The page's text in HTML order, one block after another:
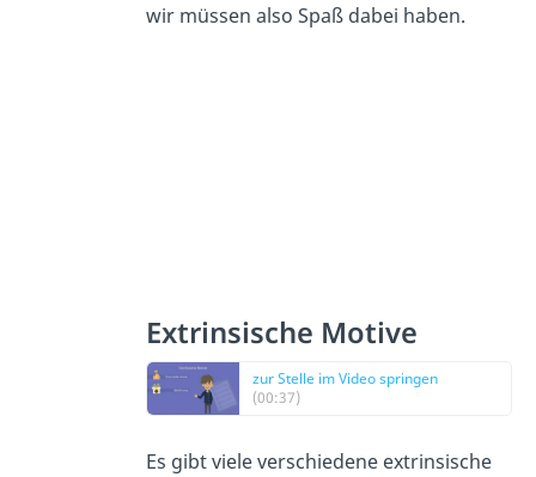
wir müssen also Spaß dabei haben.
Extrinsische Motive
zur Stelle im Video springen
(00:37)
Es gibt viele verschiedene extrinsische